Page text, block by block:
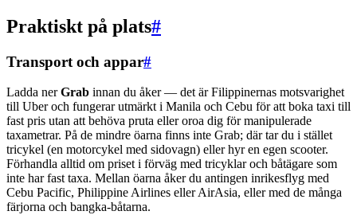
Praktiskt på plats#
Transport och appar#
Ladda nerGrab innan du åker — det är Filippinernas motsvarighet
till Uber och fungerar utmärkt i Manila och Cebu för att boka taxi till
fast pris utan att behöva pruta eller oroa dig för manipulerade
taxametrar. På de mindre öarna finns inte Grab; där tar du i stället
tricykel (en motorcykel med sidovagn) eller hyr en egen scooter.
Förhandla alltid om priset i förväg med tricyklar och båtägare som
inte har fast taxa. Mellan öarna åker du antingen inrikesflyg med
Cebu Pacific, Philippine Airlines eller AirAsia, eller med de många
färjorna och bangka-båtarna.